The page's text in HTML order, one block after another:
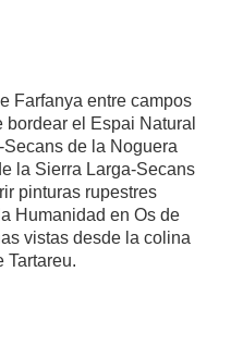
Farfanya entre campos
el Espai Natural
de la Noguera
la Sierra Larga-Secans
pinturas rupestres
Humanidad en Os de
vistas desde la colina
Tartareu.